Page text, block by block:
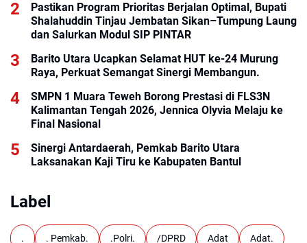
Pastikan Program Prioritas Berjalan Optimal, Bupati
Shalahuddin Tinjau Jembatan Sikan–Tumpung Laung
dan Salurkan Modul SIP PINTAR
Barito Utara Ucapkan Selamat HUT ke-24 Murung
Raya, Perkuat Semangat Sinergi Membangun.
SMPN 1 Muara Teweh Borong Prestasi di FLS3N
Kalimantan Tengah 2026, Jennica Olyvia Melaju ke
Final Nasional
Sinergi Antardaerah, Pemkab Barito Utara
Laksanakan Kaji Tiru ke Kabupaten Bantul
Label
. . Pemkab. .Polri. /DPRD Adat Adat.